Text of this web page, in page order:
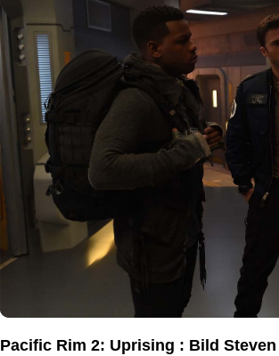
Pacific Rim 2: Uprising : Bild